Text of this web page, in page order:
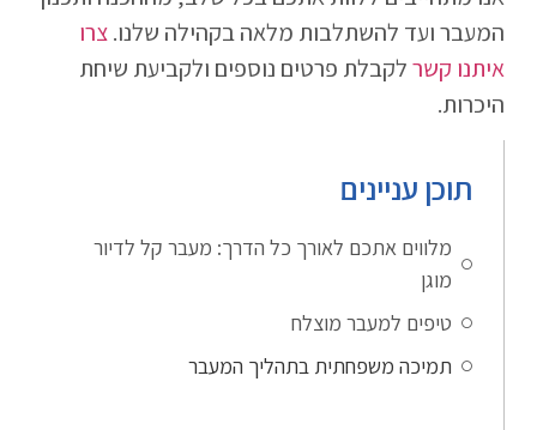
המעבר ועד להשתלבות מלאה בקהילה שלנו.צרו
איתנו קשרלקבלת פרטים נוספים ולקביעת שיחת
היכרות.
תוכן עניינים
מלווים אתכם לאורך כל הדרך: מעבר קל לדיור
מוגן
טיפים למעבר מוצלח
תמיכה משפחתית בתהליך המעבר